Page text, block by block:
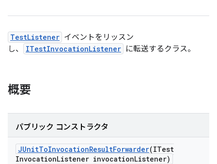
TestListener イベントをリッスン
し、
ITestInvocationListener に転送するクラス。
概要
パブリック コンストラクタ
JUnitToInvocationResultForwarder(ITest
InvocationListener invocationListener)